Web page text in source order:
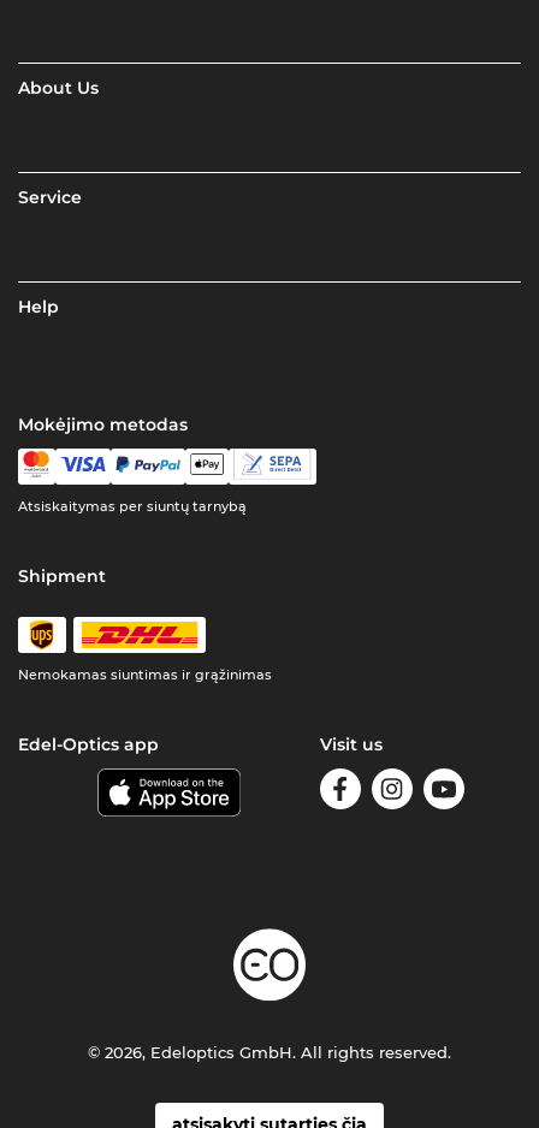
About Us
Service
Help
Mokėjimo metodas
Atsiskaitymas per siuntų tarnybą
Shipment
Nemokamas siuntimas ir grąžinimas
Edel-Optics app Visit us
© 2026, Edeloptics GmbH. All rights reserved.